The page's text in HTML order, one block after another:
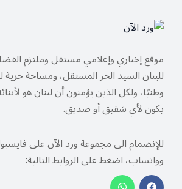
موقع إخباري وإعلامي مستقل وملتزم
للبنان السيد الحر المستقل، ومساحة حرية
وطنيًا، ولكل الذين يؤمنون أن لبنان هو
يكون لأي شقيق أو صديق.
للإنضمام الى مجموعة ورد الآن على
وواتساب، اضغط على الروابط التالية: